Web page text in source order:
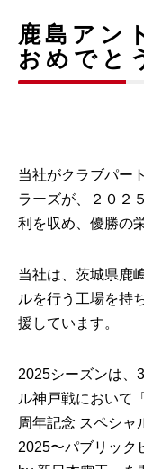
鹿島アン
おめでと
当社がクラブパー
ラーズが、２０２
利を収め、優勝の
当社は、茨城県鹿
ルを行う工場を持
援しています。
2025シーズンは、
ル神戸戦において
周年記念 スペシャ
2025〜パブリック